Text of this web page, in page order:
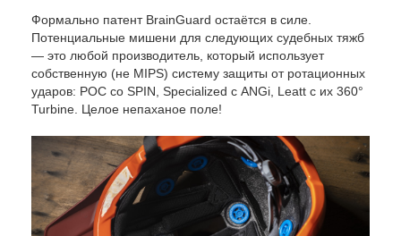
Формально патент BrainGuard остаётся в силе.
Потенциальные мишени для следующих судебных тяжб
— это любой производитель, который использует
собственную (не MIPS) систему защиты от ротационных
ударов: POC со SPIN, Specialized с ANGi, Leatt с их 360°
Turbine. Целое непаханое поле!